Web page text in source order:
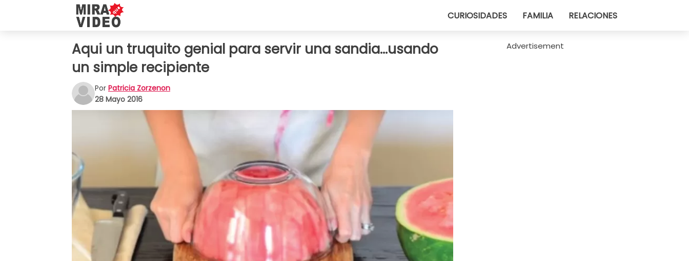
CURIOSIDADES FAMILIA RELACIONES
Aqui un truquito genial para servir una sandia...usando
un simple recipiente
Por Patricia Zorzenon
28 Mayo 2016
Advertisement